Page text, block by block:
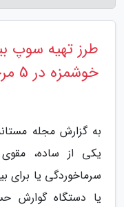
طرز تهیه سوپ
خوشمزه در 5 مرحله ساده
به گزارش مجله
یکی از ساده،
سرماخوردگی یا برای
یا دستگاه گوارش